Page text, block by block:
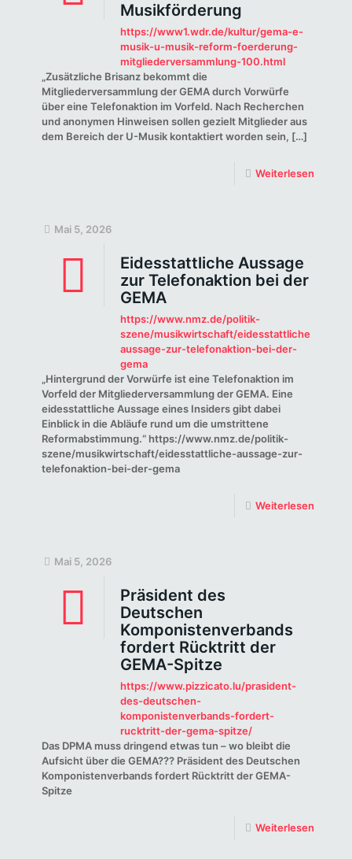
Musikförderung
https://www1.wdr.de/kultur/gema-e-
musik-u-musik-reform-foerderung-
mitgliederversammlung-100.html
„Zusätzliche Brisanz bekommt die
Mitgliederversammlung der GEMA durch Vorwürfe
über eine Telefonaktion im Vorfeld. Nach Recherchen
und anonymen Hinweisen sollen gezielt Mitglieder aus
dem Bereich der U-Musik kontaktiert worden sein, […]
Weiterlesen
Mai 5, 2026
Eidesstattliche Aussage
zur Telefonaktion bei der
GEMA
https://www.nmz.de/politik-
szene/musikwirtschaft/eidesstattliche-
aussage-zur-telefonaktion-bei-der-
gema
„Hintergrund der Vorwürfe ist eine Telefonaktion im
Vorfeld der Mitgliederversammlung der GEMA. Eine
eidesstattliche Aussage eines Insiders gibt dabei
Einblick in die Abläufe rund um die umstrittene
Reformabstimmung.“ https://www.nmz.de/politik-
szene/musikwirtschaft/eidesstattliche-aussage-zur-
telefonaktion-bei-der-gema
Weiterlesen
Mai 5, 2026
Präsident des
Deutschen
Komponistenverbands
fordert Rücktritt der
GEMA-Spitze
https://www.pizzicato.lu/prasident-
des-deutschen-
komponistenverbands-fordert-
rucktritt-der-gema-spitze/
Das DPMA muss dringend etwas tun – wo bleibt die
Aufsicht über die GEMA??? Präsident des Deutschen
Komponistenverbands fordert Rücktritt der GEMA-
Spitze
Weiterlesen